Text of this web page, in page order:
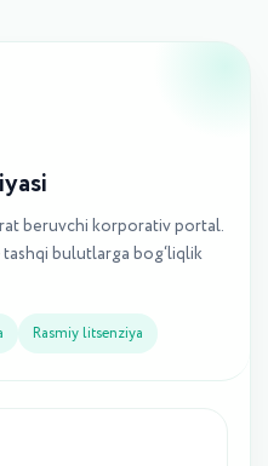
beruvchi korporativ portal.
bulutlarga bog‘liqlik
Rasmiy litsenziya